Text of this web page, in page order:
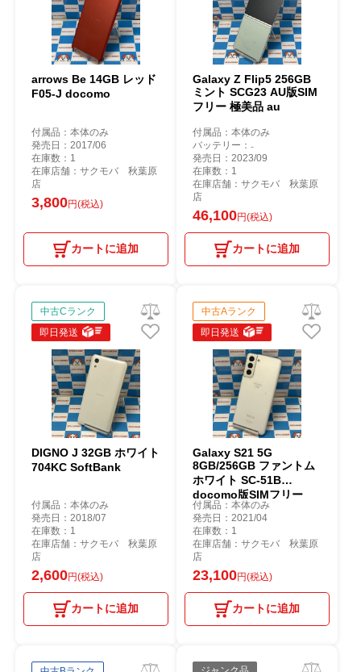
arrows Be 14GB レッド
F05-J docomo
付属品：本体のみ
発売日：2017/06
在庫数：1
在庫店舗：サクモバ 秋葉原
店
3,800円(税込)
カートに追加
Galaxy Z Flip5 256GB
ミント SCG23 AU版SIM
フリー 極美品 au
付属品：本体のみ
バッテリー：₋
発売日：2023/09
在庫数：1
在庫店舗：サクモバ 秋葉原
店
46,100円(税込)
カートに追加
中古Cランク
即日発送
DIGNO J 32GB ホワイト
704KC SoftBank
付属品：本体のみ
発売日：2018/07
在庫数：1
在庫店舗：サクモバ 秋葉原
店
2,600円(税込)
カートに追加
中古Aランク
即日発送
Galaxy S21 5G
8GB/256GB ファントム
ホワイト SC-51B
docomo版SIMフリー
付属品：本体のみ
発売日：2021/04
在庫数：1
在庫店舗：サクモバ 秋葉原
店
23,100円(税込)
カートに追加